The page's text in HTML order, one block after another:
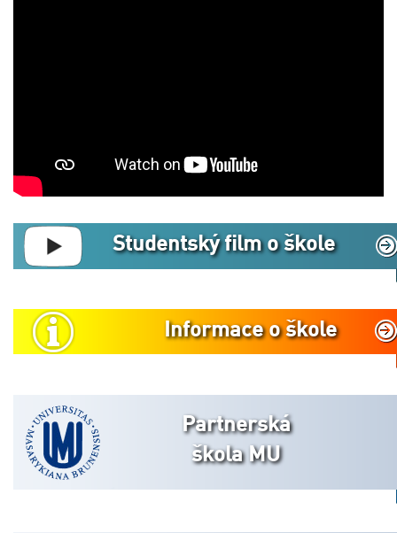
Studentský film o škole
Informace o škole
Partnerská
škola MU